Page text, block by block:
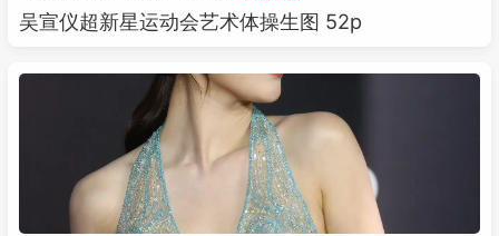
吴宣仪超新星运动会艺术体操生图 52p